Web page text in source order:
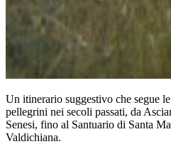
Un itinerario suggestivo che segue
pellegrini nei secoli passati, da
Senesi, fino al Santuario di Santa
Valdichiana.